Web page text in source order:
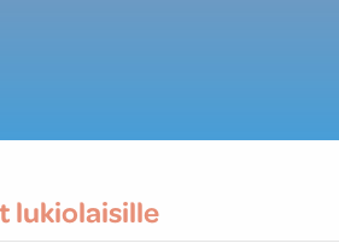
lukiolaisille